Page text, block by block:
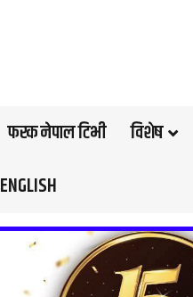
फरक नेपाल टिभी विशेष
ENGLISH